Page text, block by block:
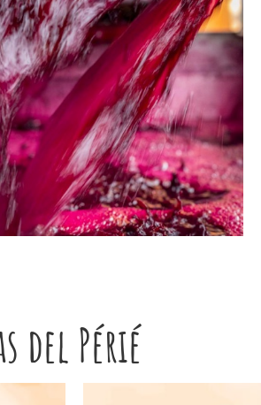
del Périé